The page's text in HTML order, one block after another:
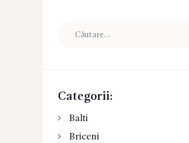
Categorii:
Balti
Briceni